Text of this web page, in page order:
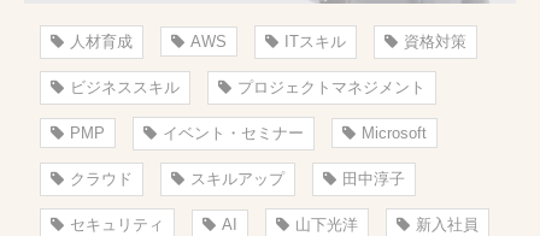
人材育成 AWS ITスキル 資格対策
ビジネススキル プロジェクトマネジメント
PMP イベント・セミナー Microsoft
クラウド スキルアップ 田中淳子
セキュリティ AI 山下光洋 新入社員